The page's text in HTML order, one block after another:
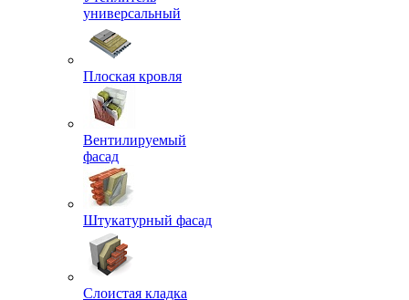
универсальный
Плоская кровля
Вентилируемый
фасад
Штукатурный фасад
Слоистая кладка